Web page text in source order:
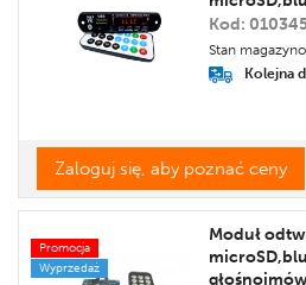
Kod:
Kolejna
Stan
Zaloguj się, aby poznać ceny
Promocja
Wyprzedaż
Moduł